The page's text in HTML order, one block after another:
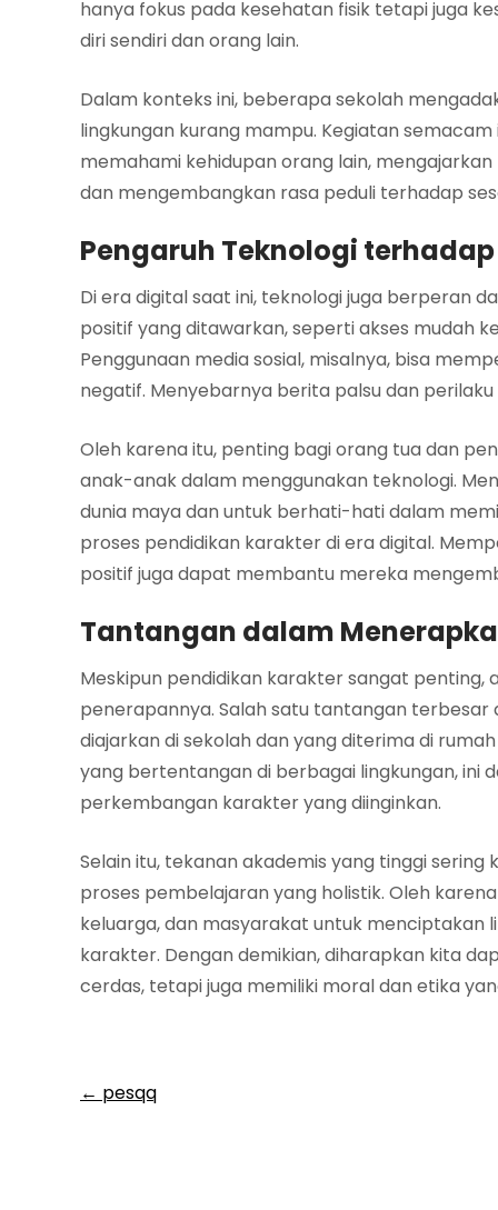
hanya fokus pada kesehatan fisik tetapi juga
diri sendiri dan orang lain.
Dalam konteks ini, beberapa sekolah
lingkungan kurang mampu. Kegiatan
memahami kehidupan orang lain,
dan mengembangkan rasa peduli terhadap
Pengaruh Teknologi
Di era digital saat ini, teknologi juga berperan
positif yang ditawarkan, seperti akses mudah
Penggunaan media sosial, misalnya, bisa
negatif. Menyebarnya berita palsu dan
Oleh karena itu, penting bagi orang tua dan
anak-anak dalam menggunakan teknologi.
dunia maya dan untuk berhati-hati dalam
proses pendidikan karakter di era digital.
positif juga dapat membantu mereka
Tantangan dalam
Meskipun pendidikan karakter sangat
penerapannya. Salah satu tantangan
diajarkan di sekolah dan yang diterima di
yang bertentangan di berbagai lingkungan,
perkembangan karakter yang diinginkan.
Selain itu, tekanan akademis yang tinggi
proses pembelajaran yang holistik. Oleh
keluarga, dan masyarakat untuk menciptakan
karakter. Dengan demikian, diharapkan kita
cerdas, tetapi juga memiliki moral dan etika
Post
← pesqq